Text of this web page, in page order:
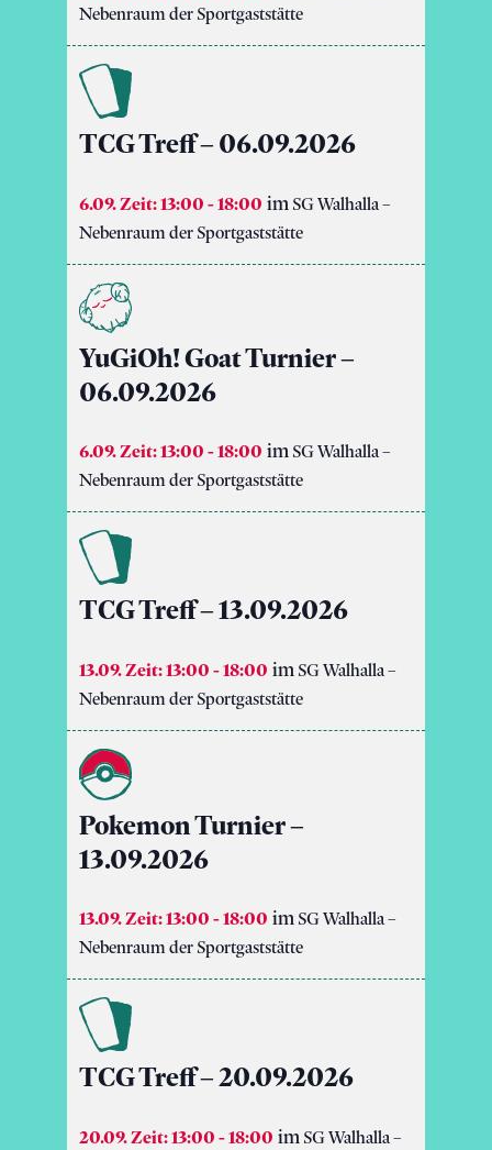
Nebenraum der Sportgaststätte
TCG Treff – 06.09.2026
6.09. Zeit: 13:00-18:00
SG Walhalla –
Nebenraum der Sportgaststätte
YuGiOh! Goat Turnier –
06.09.2026
6.09. Zeit: 13:00-18:00
SG Walhalla –
Nebenraum der Sportgaststätte
TCG Treff – 13.09.2026
13.09. Zeit: 13:00-18:00
SG Walhalla –
Nebenraum der Sportgaststätte
Pokemon Turnier –
13.09.2026
13.09. Zeit: 13:00-18:00
SG Walhalla –
Nebenraum der Sportgaststätte
TCG Treff – 20.09.2026
20.09. Zeit: 13:00-18:00
SG Walhalla –